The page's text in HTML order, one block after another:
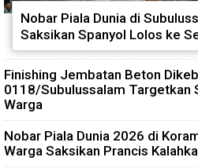
Nobar Piala Dunia di
Saksikan Spanyol Lolos ke
Finishing Jembatan Beton
0118/Subulussalam Targetkan
Warga
Nobar Piala Dunia 2026 di
Warga Saksikan Prancis